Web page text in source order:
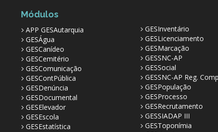
Módulos
APP GESAutarquia
GESÁgua
GESCanídeo
GESCemitério
GESComunicação
GESContPública
GESDenúncia
GESDocumental
GESElevador
GESEscola
GESEstatística
GESInventário
GESLicenciamento
GESMarcação
GESSNC-AP
GESSocial
GESSNC-AP Reg.
GESPopulação
GESProcesso
GESRecrutamento
GESSIADAP III
GESToponímia